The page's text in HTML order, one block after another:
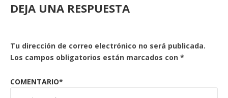
DEJA UNA RESPUESTA
Tu dirección de correo electrónico no será publicada.
Los campos obligatorios están marcados con *
COMENTARIO*